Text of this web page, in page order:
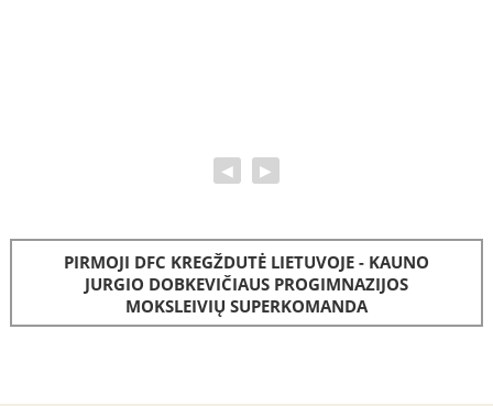
◀ ▶
PIRMOJI DFC KREGŽDUTĖ LIETUVOJE - KAUNO
JURGIO DOBKEVIČIAUS PROGIMNAZIJOS
MOKSLEIVIŲ SUPERKOMANDA